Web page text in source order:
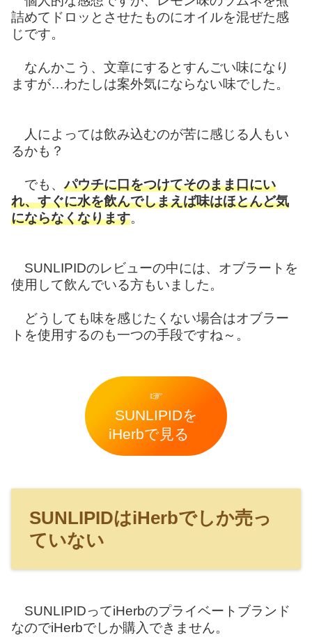
詰めてドロッとさせたものにオイルを混ぜた感
じです。
なんかこう、文章にするとすんごい味になり
ますが…わたしは案外気にならない味でした。
人によっては飲み込むのが苦に感じる人もい
るかも？
でも、パウチに口をつけてそのまま口にい
れ、すぐに水を飲んでしまえば味はほとんど気
にならなくなります。
SUNLIPIDのレビューの中には、オブラートを
使用して飲んでいる方もいました。
どうしても味を感じたくない場合はオブラー
トを使用するのも一つの手段ですね～。
☞
SUNLIPIDを
iHerbで見る
SUNLIPIDはiHerbでしか売っ
ていない
SUNLIPIDってiHerbのプライベートブランド
なのでiHerbでしか購入できません。